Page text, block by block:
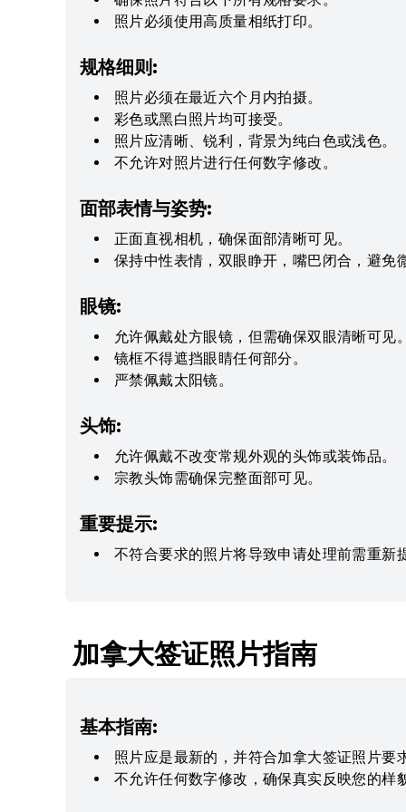
照片必须使用高质量相纸打印。
规格细则:
照片必须在最近六个月内拍摄。
彩色或黑白照片均可接受。
照片应清晰、锐利，背景为纯白色或浅色。
不允许对照片进行任何数字修改。
面部表情与姿势:
正面直视相机，确保面部清晰可见。
保持中性表情，双眼睁开，嘴巴闭合，避免
眼镜:
允许佩戴处方眼镜，但需确保双眼清晰可见。
镜框不得遮挡眼睛任何部分。
严禁佩戴太阳镜。
头饰:
允许佩戴不改变常规外观的头饰或装饰品。
宗教头饰需确保完整面部可见。
重要提示:
不符合要求的照片将导致申请处理前需重新
加拿大签证照片指南
基本指南:
照片应是最新的，并符合加拿大签证照片要
不允许任何数字修改，确保真实反映您的样